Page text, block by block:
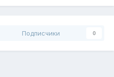
Подписчики 0